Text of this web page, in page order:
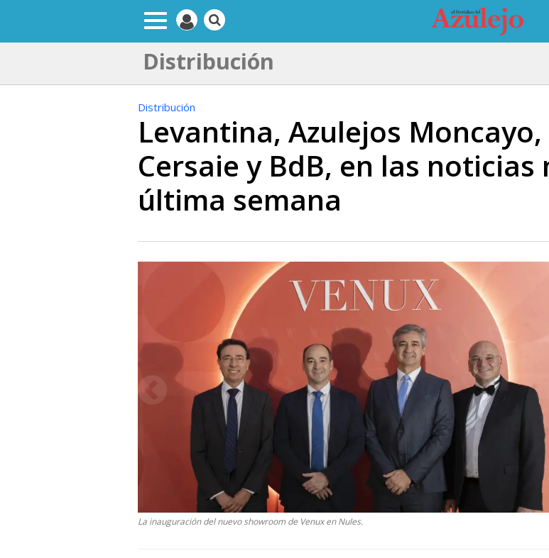
Distribución
Distribución
Levantina, Azulejos
Cersaie y BdB, en las noticias
última semana
La inauguración del nuevo showroom de Venux en Nules.